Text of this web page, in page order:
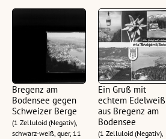
Bregenz am
Bodensee gegen
Schweizer Berge
(1 Zelluloid (Negativ),
schwarz-weiß, quer, 11
Ein Gruß mit
echtem Edelweiß
aus Bregenz am
Bodensee
(1 Zelluloid (Negativ),